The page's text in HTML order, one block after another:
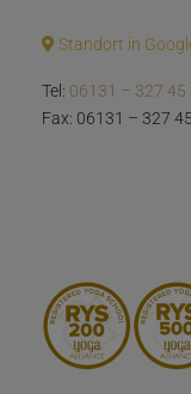
Standort in
Tel: 06131 – 327 45
Fax: 06131 – 327